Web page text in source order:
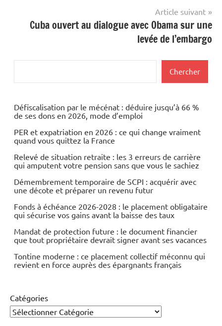
Article suivant
Cuba ouvert au dialogue avec Obama sur une
levée de l’embargo
Chercher
Défiscalisation par le mécénat : déduire jusqu’à 66 %
de ses dons en 2026, mode d’emploi
PER et expatriation en 2026 : ce qui change vraiment
quand vous quittez la France
Relevé de situation retraite : les 3 erreurs de carrière
qui amputent votre pension sans que vous le sachiez
Démembrement temporaire de SCPI : acquérir avec
une décote et préparer un revenu futur
Fonds à échéance 2026-2028 : le placement obligataire
qui sécurise vos gains avant la baisse des taux
Mandat de protection future : le document financier
que tout propriétaire devrait signer avant ses vacances
Tontine moderne : ce placement collectif méconnu qui
revient en force auprès des épargnants français
Catégories